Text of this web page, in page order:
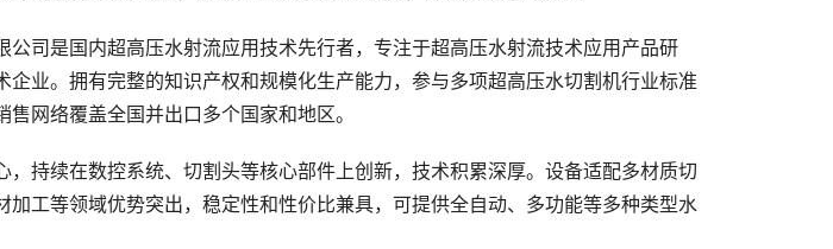
司是国内超高压水射流应用技术先行者，专注于超高压水射流技术应用产品研
企业。拥有完整的知识产权和规模化生产能力，参与多项超高压水切割机行业标准
网络覆盖全国并出口多个国家和地区。
持续在数控系统、切割头等核心部件上创新，技术积累深厚。设备适配多材质切
加工等领域优势突出，稳定性和性价比兼具，可提供全自动、多功能等多种类型水